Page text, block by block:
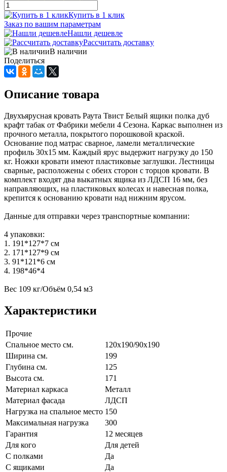
Купить в 1 клик
Заказ по вашим параметрам
Нашли дешевле
Рассчитать доставку
В наличии
Поделиться
Описание товара
Двухъярусная кровать Раута Твист Белый ящики полка дуб
крафт табак от Фабрики мебели 4 Сезона. Каркас выполнен из
прочного металла, покрытого порошковой краской.
Основание под матрас сварное, ламели металлические
профиль 30х15 мм. Каждый ярус выдержит нагрузку до 150
кг. Ножки кровати имеют пластиковые заглушки. Лестницы
сварные, расположены с обеих сторон с торцов кровати. В
комплект входят два выкатных ящика из ЛДСП 16 мм, без
направляющих, на пластиковых колесах и навесная полка,
крепится к основанию кровати над нижним ярусом.
Данные для отправки через транспортные компании:
4 упаковки:
1. 191*127*7 см
2. 171*127*9 см
3. 91*121*6 см
4. 198*46*4
Вес 109 кг/Объём 0,54 м3
Характеристики
Прочие
Спальное место см.
120х190/90х190
Ширина см.
199
Глубина см.
125
Высота см.
171
Материал каркаса
Металл
Материал фасада
ЛДСП
Нагрузка на спальное место 150
Максимальная нагрузка
300
Гарантия
12 месяцев
Для кого
Для детей
С полками
Да
С ящиками
Да